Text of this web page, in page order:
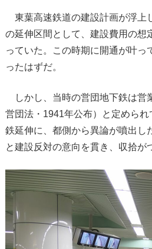
東葉高速鉄道の建設計画が浮上
の延伸区間として、建設費用の想
っていた。この時期に開通が叶
ったはずだ。
しかし、当時の営団地下鉄は営
営団法・1941年公布）と定めら
鉄延伸に、都側から異論が噴出し
と建設反対の意向を貫き、収拾が